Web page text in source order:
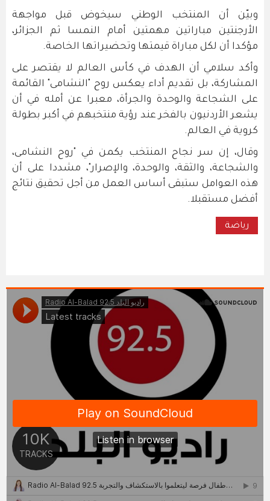
وبيّن أن المنتخب الوطني سيخوض قبل مواجهة
الأرجنتين مباراتين مهمتين أمام النمسا ثم الجزائر،
مؤكدا أن لكل مباراة قيمتها وتحضيراتها الخاصة.
وأكد سلامي أن الهدف في كأس العالم لا يقتصر على
المشاركة، بل تقديم أداء يعكس روح "النشامى" القائمة
على الشجاعة والوحدة والجرأة، معبرا عن أمله في أن
يشعر الأردنيون بالفخر عند رؤية منتخبهم في أكبر بطولة
كروية في العالم.
وقال، إن سر نجاح المنتخب يكمن في "روح النشامى،
والشجاعة، والثقة، والوحدة، والإصرار"، مشددا على أن
هذه العوامل ستبقى أساس العمل من أجل تحقيق نتائج
أفضل مستقبلا.
رياضة